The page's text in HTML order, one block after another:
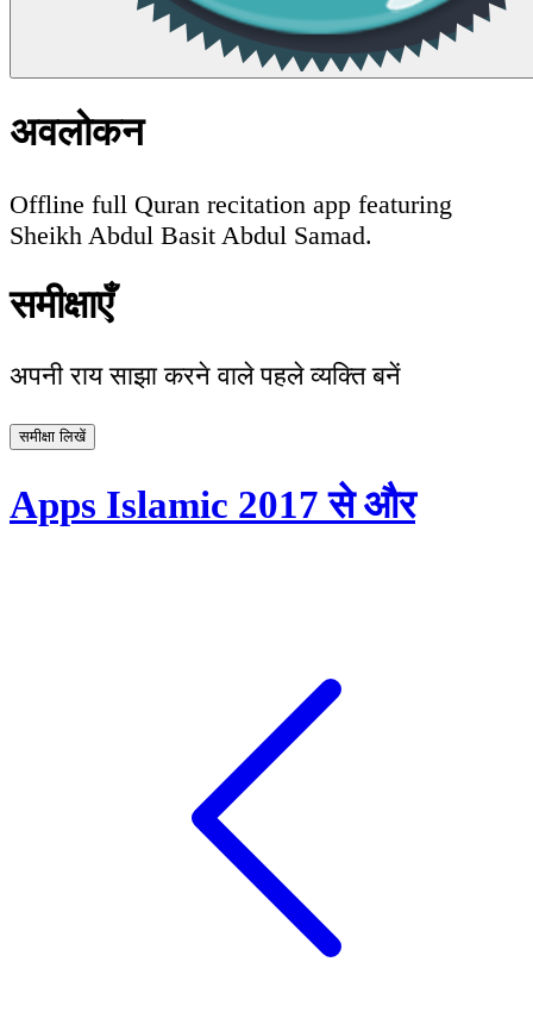
अवलोकन
Offline full Quran recitation app featuring
Sheikh Abdul Basit Abdul Samad.
समीक्षाएँ
अपनी राय साझा करने वाले पहले व्यक्ति बनें
समीक्षा लिखें
Apps Islamic 2017 से और